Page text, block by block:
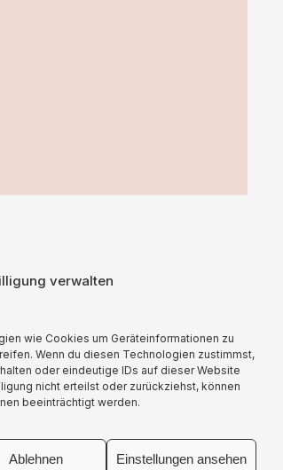
verwalten
wie Cookies um Geräteinformationen zu
Wenn du diesen Technologien zustimmst,
oder eindeutige IDs auf dieser Website
nicht erteilst oder zurückziehst, können
beeinträchtigt werden.
Ablehnen Einstellungen ansehen
eine Kompensation geleistet.
Allgemeine Geschäftsbedingungen